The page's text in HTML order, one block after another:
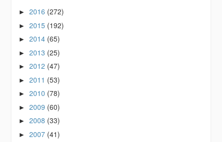
►2016 (272)
►2015 (192)
►2014 (65)
►2013 (25)
►2012 (47)
►2011 (53)
►2010 (78)
►2009 (60)
►2008 (33)
►2007 (41)